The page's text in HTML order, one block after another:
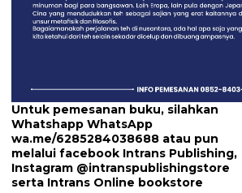
Untuk pemesanan buku, silahkan
Whatshapp WhatsApp
wa.me/6285284038688 atau pun
melalui facebook Intrans Publishing,
Instagram @intranspublishingstore
serta Intrans Online bookstore